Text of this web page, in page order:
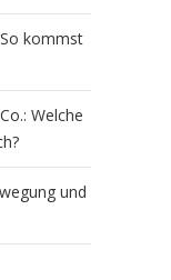
kommst
Welche
und